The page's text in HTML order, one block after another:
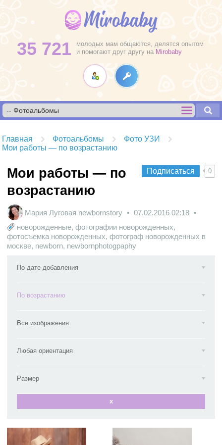
35 721
молодых мам общаются, делятся опытом
и помогают друг другу на Mirobaby
Главная Фотоальбомы
Фото УЗИ
Мои работы — по возрастанию
Подписаться 0
Мои работы — по
возрастанию
Мария Луговая newbornstory 07.02.2016 02:18
новорожденные, фотографии новорожденных,
фотосъемка новорожденных, фотограф новорожденных в
москве, newborn, newbornphotogpaphy
По дате добавления
По возрастанию
Все изображения
Любая ориентация
Размер
x